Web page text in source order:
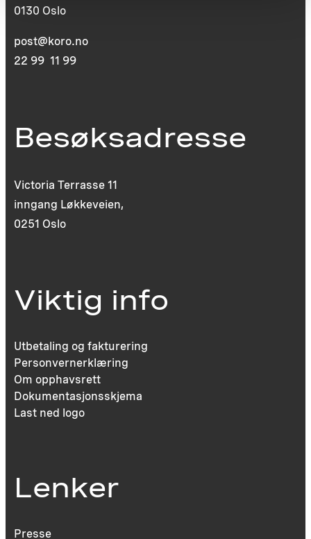
0130 Oslo
post@koro.no
22 99 11 99
Besøksadresse
Victoria Terrasse 11
inngang Løkkeveien,
0251 Oslo
Viktig info
Utbetaling og fakturering
Personvernerklæring
Om opphavsrett
Dokumentasjonsskjema
Last ned logo
Lenker
Presse